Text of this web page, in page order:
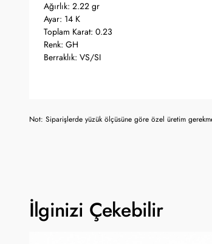
Ağırlık: 2.22 gr
Ayar: 14 K
Toplam Karat: 0.23
Renk: GH
Berraklık: VS/SI
Not: Siparişlerde yüzük ölçüsüne göre özel üretim
İlginizi Çekebilir